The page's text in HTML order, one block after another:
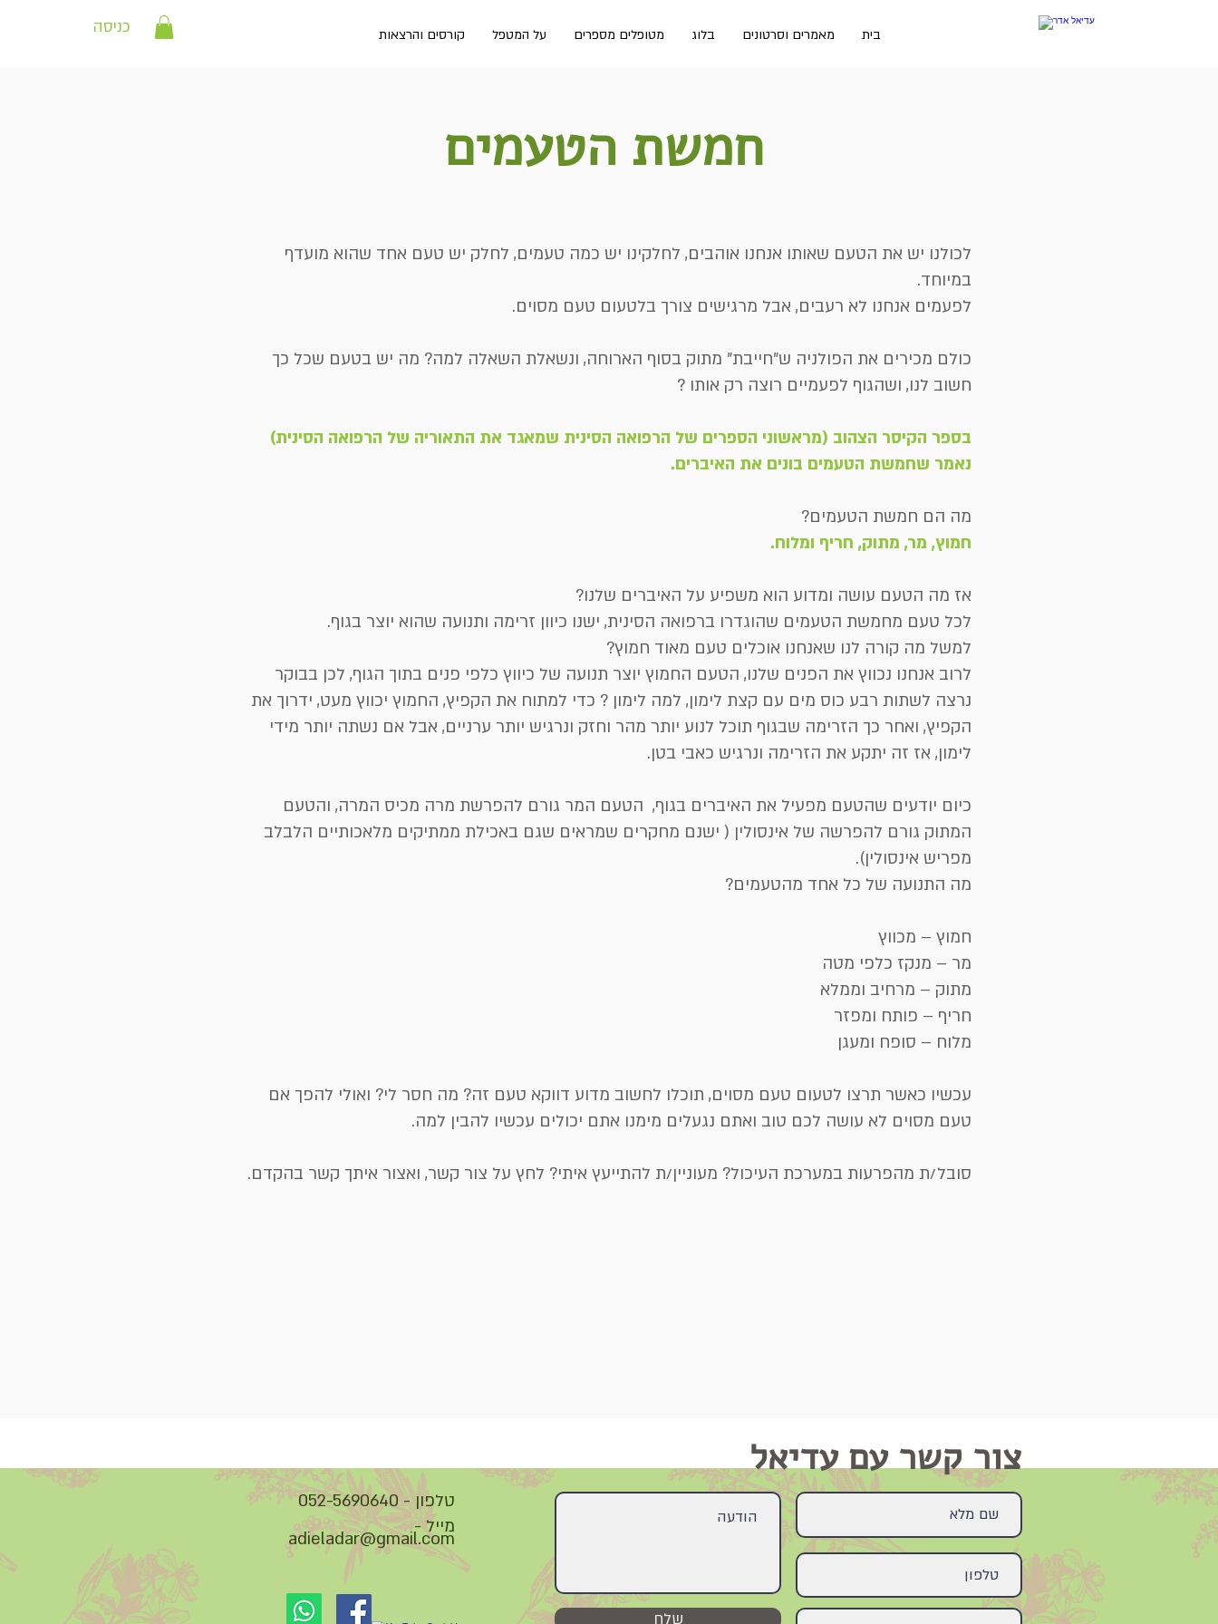
כניסה בית מאמרים וסרטונים בלוג מטופלים מספרים על המטפל קורסים והרצאות
חמשת הטעמים
לכולנו יש את הטעם שאותו אנחנו אוהבים, לחלקינו יש כמה טעמים, לחלק יש טעם אחד שהוא מועדף
במיוחד.
לפעמים אנחנו לא רעבים, אבל מרגישים צורך בלטעום טעם מסוים.
כולם מכירים את הפולניה ש"חייבת" מתוק בסוף הארוחה, ונשאלת השאלה למה? מה יש בטעם שכל כך
חשוב לנו, ושהגוף לפעמיים רוצה רק אותו ?
בספר הקיסר הצהוב (מראשוני הספרים של הרפואה הסינית שמאגד את התאוריה של הרפואה הסינית)
נאמר שחמשת הטעמים בונים את האיברים.
מה הם חמשת הטעמים?
חמוץ, מר, מתוק, חריף ומלוח.
אז מה הטעם עושה ומדוע הוא משפיע על האיברים שלנו?
לכל טעם מחמשת הטעמים שהוגדרו ברפואה הסינית, ישנו כיוון זרימה ותנועה שהוא יוצר בגוף.
למשל מה קורה לנו שאנחנו אוכלים טעם מאוד חמוץ?
לרוב אנחנו נכווץ את הפנים שלנו, הטעם החמוץ יוצר תנועה של כיווץ כלפי פנים בתוך הגוף, לכן בבוקר
נרצה לשתות רבע כוס מים עם קצת לימון, למה לימון ? כדי למתוח את הקפיץ, החמוץ יכווץ מעט, ידרוך את
הקפיץ, ואחר כך הזרימה שבגוף תוכל לנוע יותר מהר וחזק ונרגיש יותר ערניים, אבל אם נשתה יותר מידי
לימון, אז זה יתקע את הזרימה ונרגיש כאבי בטן.
כיום יודעים שהטעם מפעיל את האיברים בגוף, הטעם המר גורם להפרשת מרה מכיס המרה, והטעם
המתוק גורם להפרשה של אינסולין ( ישנם מחקרים שמראים שגם באכילת ממתיקים מלאכותיים הלבלב
מפריש אינסולין).
מה התנועה של כל אחד מהטעמים?
חמוץ – מכווץ
מר – מנקז כלפי מטה
מתוק – מרחיב וממלא
חריף – פותח ומפזר
מלוח – סופח ומעגן
עכשיו כאשר תרצו לטעום טעם מסוים, תוכלו לחשוב מדוע דווקא טעם זה? מה חסר לי? ואולי להפך אם
טעם מסוים לא עושה לכם טוב ואתם נגעלים מימנו אתם יכולים עכשיו להבין למה.
סובל/ת מהפרעות במערכת העיכול? מעוניין/ת להתייעץ איתי? לחץ על צור קשר, ואצור איתך קשר בהקדם​.
טלפון - 052-5690640
מייל -
adieladar@gmail.com
צור קשר עם עדיאל
שלח